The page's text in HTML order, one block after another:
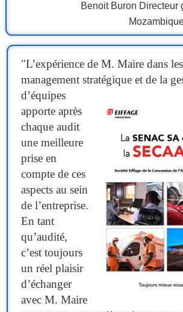
Benoit Buron Directeur
"L’expérience de M. Maire dans
management stratégique et de la
d’équipes
apporte après
chaque audit
une meilleure
prise en
compte de ces
aspects au sein
de l’entreprise.
En tant
qu’audité,
c’est toujours
un réel plaisir
d’échanger
avec M. Maire